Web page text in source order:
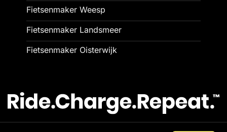
Fietsenmaker Weesp
Fietsenmaker Landsmeer
Fietsenmaker Oisterwijk